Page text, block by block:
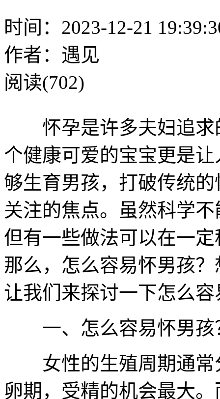
时间：2023-12-21
作者：遇见
阅读(702)
怀孕是许多夫妇追求
个健康可爱的宝宝更是
够生育男孩，打破传统
关注的焦点。虽然科学
但有一些做法可以在一
那么，怎么容易怀男孩
让我们来探讨一下怎么
一、怎么容易怀男孩
女性的生殖周期通常
卵期，受精的机会最大